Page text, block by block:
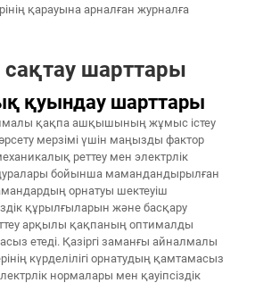
қарауына арналған журналға
шарттары
қуындау шарттары
қақпа ашқышының жұмыс істеу
мерзімі үшін маңызды фактор
реттеу мен электрлік
бойынша мамандандырылған
орнатуы шектеуіш
құрылғыларын және басқару
арқылы қақпаның оптималды
етеді. Қазіргі заманғы айналмалы
күрделілігі орнатудың қамтамасыз
нормалары мен қауіпсіздік